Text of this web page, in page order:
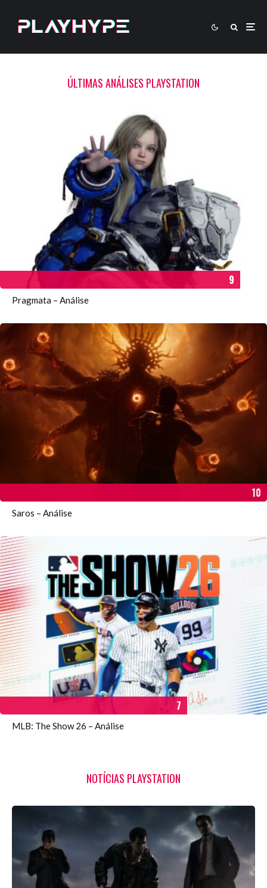
ÚLTIMAS ANÁLISES PLAYSTATION
9
Pragmata – Análise
10
Saros – Análise
7
MLB: The Show 26 – Análise
NOTÍCIAS PLAYSTATION